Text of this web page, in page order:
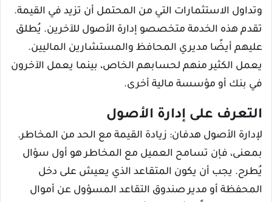
وتداول الاستثمارات التي من المحتمل أن تزيد في القيمة.
تقدم هذه الخدمة متخصصو إدارة الأصول للآخرين. يُطلق
عليهم أيضًا مديري المحافظ والمستشارين الماليين.
يعمل الكثير منهم لحسابهم الخاص، بينما يعمل الآخرون
في بنك أو مؤسسة مالية أخرى.
التعرف على إدارة الأصول
لإدارة الأصول هدفان: زيادة القيمة مع الحد من المخاطر.
بمعنى، فإن تسامح العميل مع المخاطر هو أول سؤال
يُطرح. يجب أن يكون المتقاعد الذي يعيش على دخل
المحفظة أو مدير صندوق التقاعد المسؤول عن أموال